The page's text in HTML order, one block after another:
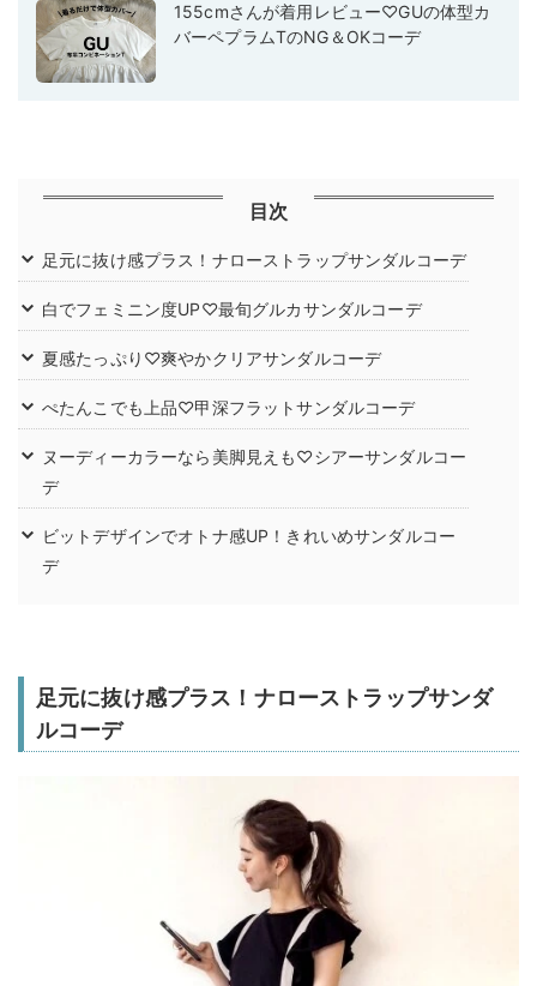
155cmさんが着用レビュー♡GUの体型カ
バーペプラムTのNG＆OKコーデ
目次
足元に抜け感プラス！ナローストラップサンダルコーデ
白でフェミニン度UP♡最旬グルカサンダルコーデ
夏感たっぷり♡爽やかクリアサンダルコーデ
ぺたんこでも上品♡甲深フラットサンダルコーデ
ヌーディーカラーなら美脚見えも♡シアーサンダルコー
デ
ビットデザインでオトナ感UP！きれいめサンダルコー
デ
足元に抜け感プラス！ナローストラップサンダ
ルコーデ